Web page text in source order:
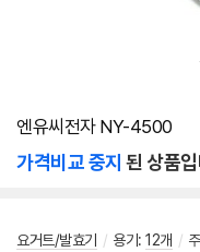
엔유씨전자 NY-4500
가격비교 중지 된 상품
요거트/발효기 / 용기 : 12개 /